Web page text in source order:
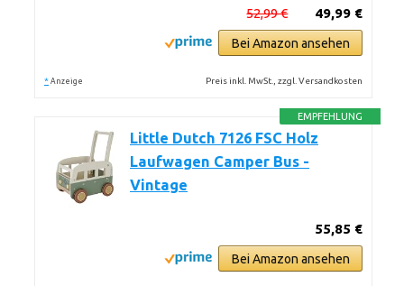
49,99 €
52,99 €
Bei Amazon ansehen
* Anzeige Preis inkl. MwSt., zzgl. Versandkosten
EMPFEHLUNG
Little Dutch 7126 FSC Holz
Laufwagen Camper Bus -
Vintage
55,85 €
Bei Amazon ansehen